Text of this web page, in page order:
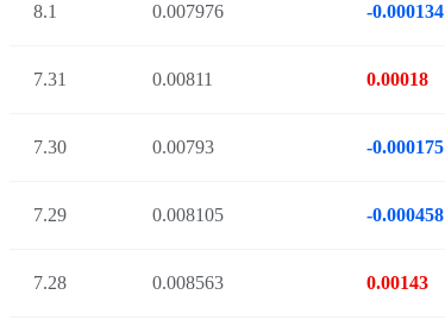
8.1 0.007976 -0.000134
7.31 0.00811 0.00018
7.30 0.00793 -0.000175
7.29 0.008105 -0.000458
7.28 0.008563 0.00143